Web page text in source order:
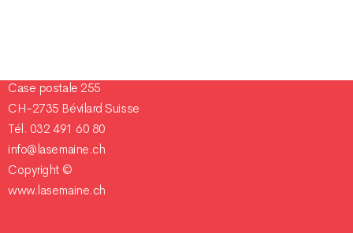
Case postale 255
CH-2735 Bévilard Suisse
Tél. 032 491 60 80
info@lasemaine.ch
Copyright ©
www.lasemaine.ch